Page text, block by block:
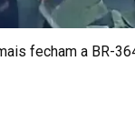
fecham a BR-